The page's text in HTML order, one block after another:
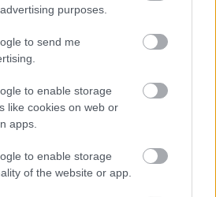
purposes.
to send me
to enable storage
like cookies on web or
apps.
to enable storage
of the website or app.
hogy hogyan kezeljem, ha
hogy meleg.”
nehéznek, de sokszor nem